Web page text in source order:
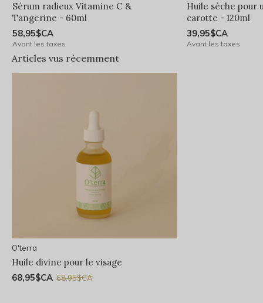
Sérum radieux Vitamine C &
Tangerine - 60ml
58,95$CA
Avant les taxes
Huile sèche pour
carotte - 120ml
39,95$CA
Avant les taxes
Articles vus récemment
O'terra
Huile divine pour le visage
68,95$CA 68,95$CA